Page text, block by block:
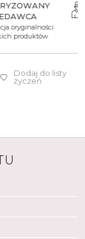
oryginalności
produktów
Dodaj do listy
życzeń